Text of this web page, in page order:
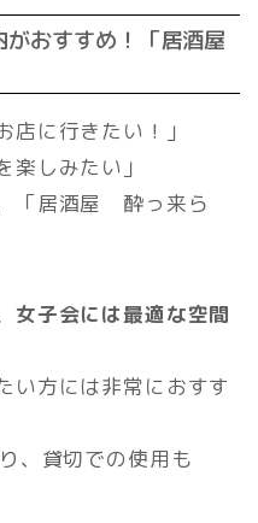
おすすめ！「居酒屋
店に行きたい！」
楽しみたい」
「居酒屋 酔っ来ら
女子会には最適な空間
い方には非常におすす
、貸切での使用も